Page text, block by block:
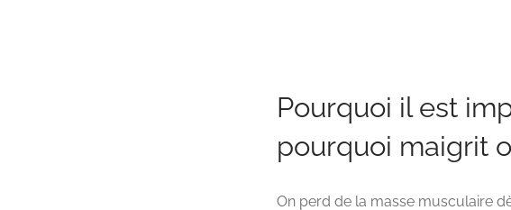
Pourquoi il est
pourquoi maigrit
On perd de la masse musculaire